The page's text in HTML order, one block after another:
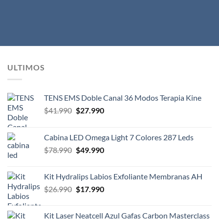
ULTIMOS
TENS EMS Doble Canal 36 Modos Terapia Kine
$41.990 El
era:
$41.990.
$27.990El
es:
$27.990.
Cabina LED Omega Light 7 Colores 287 Leds
$78.990 El
era:
$78.990.
$49.990El
es:
$49.990.
Kit Hydralips Labios Exfoliante Membranas AH
$26.990 El
$17.990El
Kit Laser Neatcell Azul Gafas Carbon Masterclass